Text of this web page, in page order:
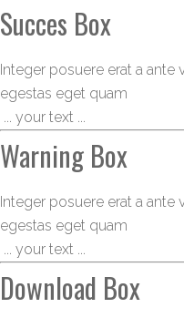
Succes Box
Integer posuere erat a ante
egestas eget quam
... your text ...
Warning Box
Integer posuere erat a ante
egestas eget quam
... your text ...
Download Box